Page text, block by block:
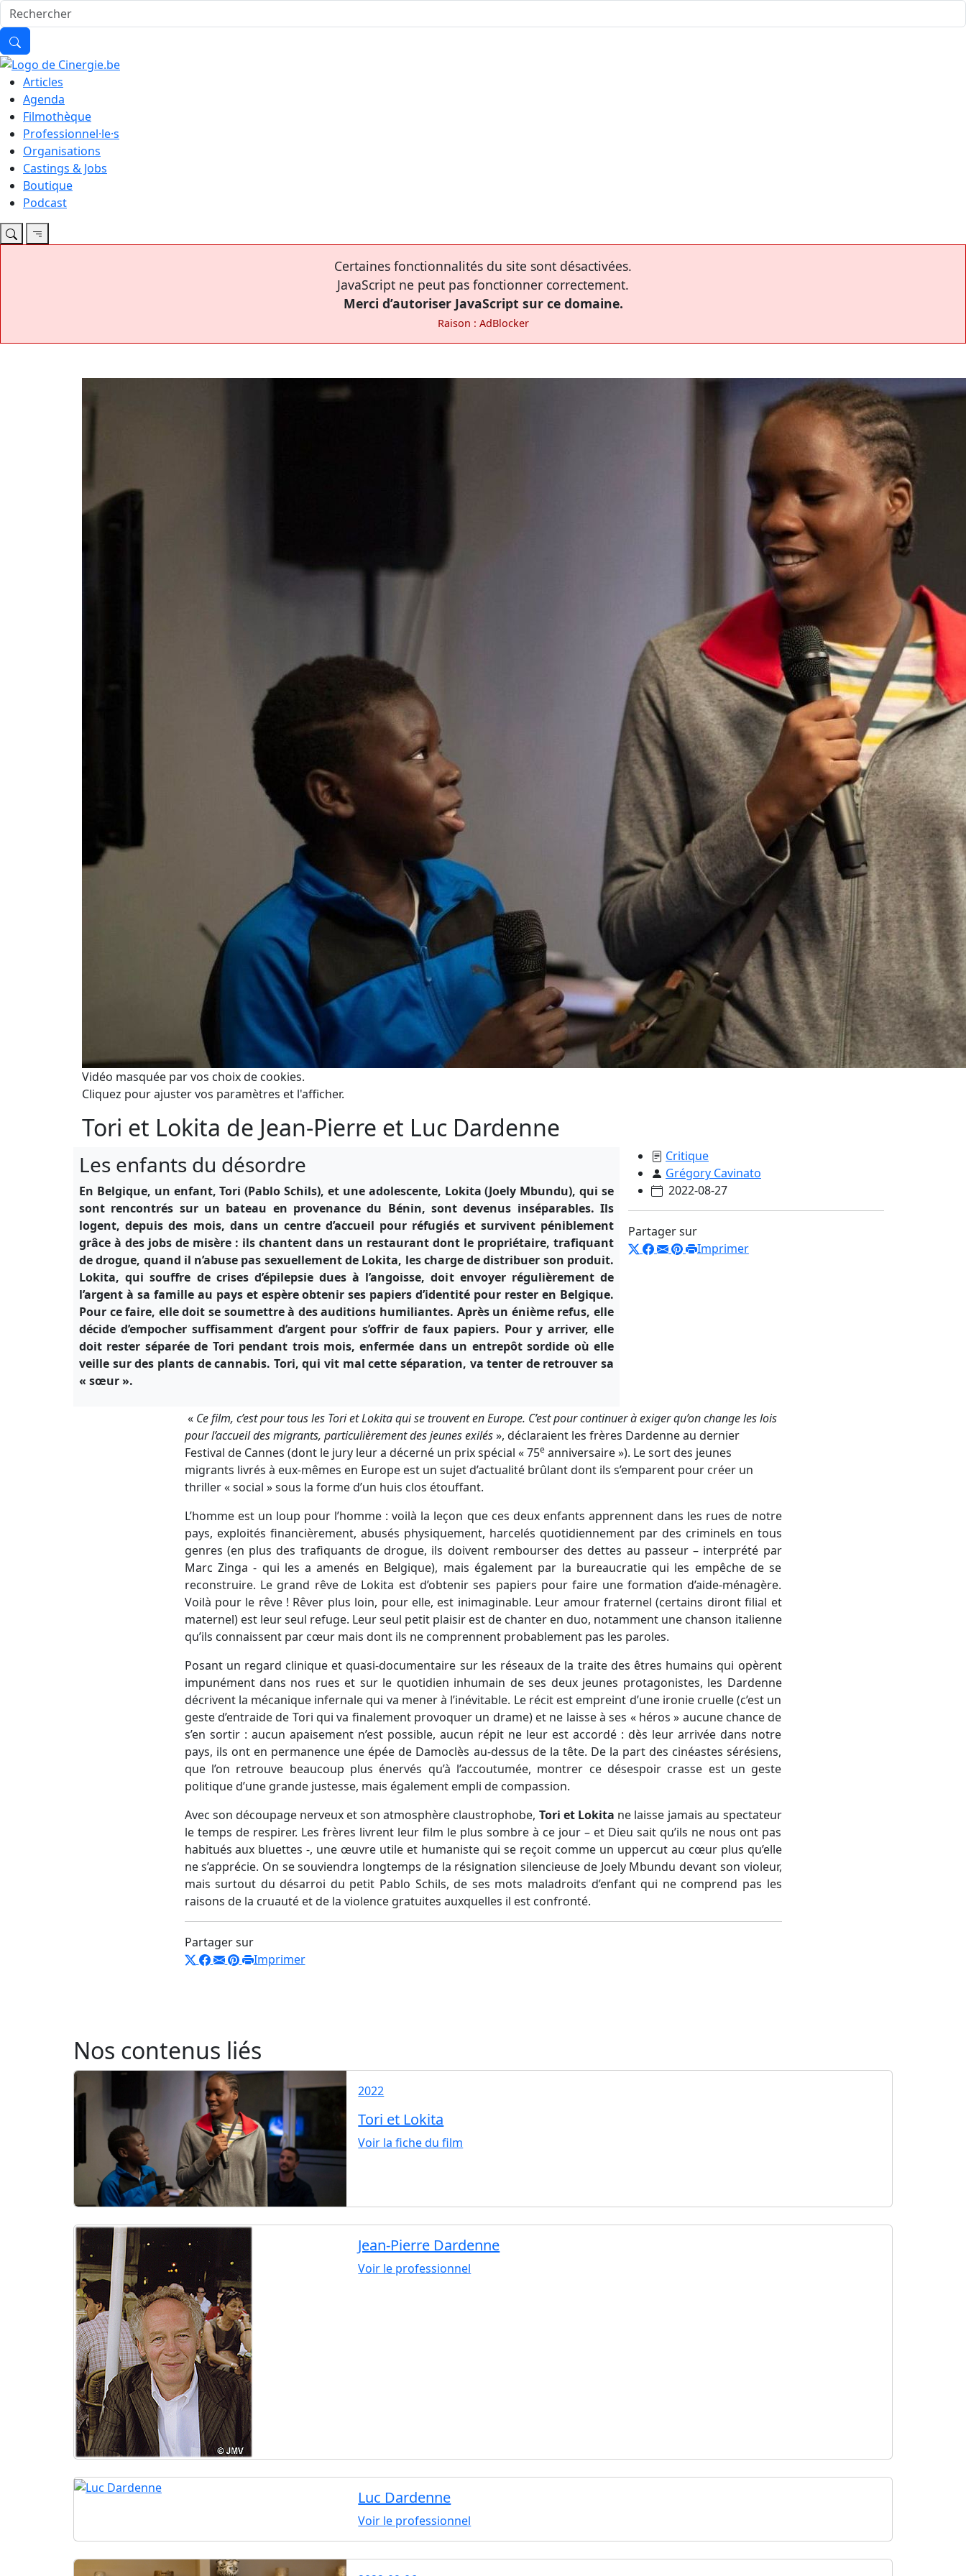
Articles
Agenda
Filmothèque
Professionnel·le·s
Organisations
Castings & Jobs
Boutique
Podcast
Certaines fonctionnalités du site sont désactivées.
JavaScript ne peut pas fonctionner correctement.
Merci d’autoriser JavaScript sur ce domaine.
Raison : AdBlocker
Vidéo masquée par vos choix de cookies.
Cliquez pour ajuster vos paramètres et l'afficher.
Tori et Lokita de Jean-Pierre et Luc Dardenne
Les enfants du désordre
En Belgique, un enfant, Tori (Pablo Schils), et une adolescente, Lokita (Joely Mbundu), qui se
sont rencontrés sur un bateau en provenance du Bénin, sont devenus inséparables. Ils
logent, depuis des mois, dans un centre d’accueil pour réfugiés et survivent péniblement
grâce à des jobs de misère : ils chantent dans un restaurant dont le propriétaire, trafiquant
de drogue, quand il n’abuse pas sexuellement de Lokita, les charge de distribuer son produit.
Lokita, qui souffre de crises d’épilepsie dues à l’angoisse, doit envoyer régulièrement de
l’argent à sa famille au pays et espère obtenir ses papiers d’identité pour rester en Belgique.
Pour ce faire, elle doit se soumettre à des auditions humiliantes. Après un énième refus, elle
décide d’empocher suffisamment d’argent pour s’offrir de faux papiers. Pour y arriver, elle
doit rester séparée de Tori pendant trois mois, enfermée dans un entrepôt sordide où elle
veille sur des plants de cannabis. Tori, qui vit mal cette séparation, va tenter de retrouver sa
« sœur ».
Critique
Grégory Cavinato
2022-08-27
Partager sur
Imprimer
« Ce film, c’est pour tous les Tori et Lokita qui se trouvent en Europe. C’est pour continuer à exiger qu’on change les lois
pour l’accueil des migrants, particulièrement des jeunes exilés», déclaraient les frères Dardenne au dernier
Festival de Cannes (dont le jury leur a décerné un prix spécial « 75eanniversaire »). Le sort des jeunes
migrants livrés à eux-mêmes en Europe est un sujet d’actualité brûlant dont ils s’emparent pour créer un
thriller « social » sous la forme d’un huis clos étouffant.
L’homme est un loup pour l’homme : voilà la leçon que ces deux enfants apprennent dans les rues de notre
pays, exploités financièrement, abusés physiquement, harcelés quotidiennement par des criminels en tous
genres (en plus des trafiquants de drogue, ils doivent rembourser des dettes au passeur – interprété par
Marc Zinga - qui les a amenés en Belgique), mais également par la bureaucratie qui les empêche de se
reconstruire. Le grand rêve de Lokita est d’obtenir ses papiers pour faire une formation d’aide-ménagère.
Voilà pour le rêve ! Rêver plus loin, pour elle, est inimaginable. Leur amour fraternel (certains diront filial et
maternel) est leur seul refuge. Leur seul petit plaisir est de chanter en duo, notamment une chanson italienne
qu’ils connaissent par cœur mais dont ils ne comprennent probablement pas les paroles.
Posant un regard clinique et quasi-documentaire sur les réseaux de la traite des êtres humains qui opèrent
impunément dans nos rues et sur le quotidien inhumain de ses deux jeunes protagonistes, les Dardenne
décrivent la mécanique infernale qui va mener à l’inévitable. Le récit est empreint d’une ironie cruelle (c’est un
geste d’entraide de Tori qui va finalement provoquer un drame) et ne laisse à ses « héros » aucune chance de
s’en sortir : aucun apaisement n’est possible, aucun répit ne leur est accordé : dès leur arrivée dans notre
pays, ils ont en permanence une épée de Damoclès au-dessus de la tête. De la part des cinéastes sérésiens,
que l’on retrouve beaucoup plus énervés qu’à l’accoutumée, montrer ce désespoir crasse est un geste
politique d’une grande justesse, mais également empli de compassion.
Avec son découpage nerveux et son atmosphère claustrophobe, Tori et Lokita ne laisse jamais au spectateur
le temps de respirer. Les frères livrent leur film le plus sombre à ce jour – et Dieu sait qu’ils ne nous ont pas
habitués aux bluettes -, une œuvre utile et humaniste qui se reçoit comme un uppercut au cœur plus qu’elle
ne s’apprécie. On se souviendra longtemps de la résignation silencieuse de Joely Mbundu devant son violeur,
mais surtout du désarroi du petit Pablo Schils, de ses mots maladroits d’enfant qui ne comprend pas les
raisons de la cruauté et de la violence gratuites auxquelles il est confronté.
Partager sur
Imprimer
Nos contenus liés
2022
Tori et Lokita
Voir la fiche du film
Jean-Pierre Dardenne
Voir le professionnel
Luc Dardenne
Voir le professionnel